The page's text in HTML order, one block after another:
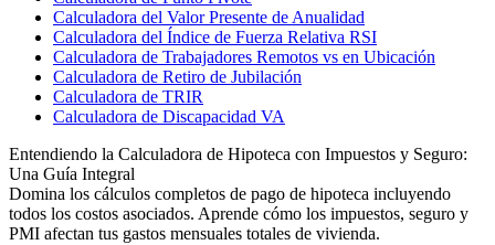
Calculadora del Valor Presente de Anualidad
Calculadora del Índice de Fuerza Relativa RSI
Calculadora de Trabajadores Remotos vs en Ubicación
Calculadora de Retiro de Jubilación
Calculadora de TRIR
Calculadora de Discapacidad VA
Entendiendo la Calculadora de Hipoteca con Impuestos y Seguro:
Una Guía Integral
Domina los cálculos completos de pago de hipoteca incluyendo
todos los costos asociados. Aprende cómo los impuestos, seguro y
PMI afectan tus gastos mensuales totales de vivienda.